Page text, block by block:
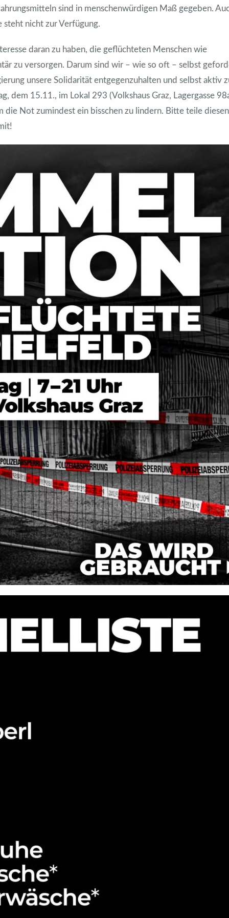
sind in menschenwürdigen Maß gegeben.
nicht zur Verfügung.
daran zu haben, die geflüchteten Menschen wie
zu versorgen. Darum sind wir – wie so oft – selbst
unsere Solidarität entgegenzuhalten und selbst aktiv
dem 15.11., im Lokal 293 (Volkshaus Graz, Lagergasse
die Not zumindest ein bisschen zu lindern. Bitte teile diesen